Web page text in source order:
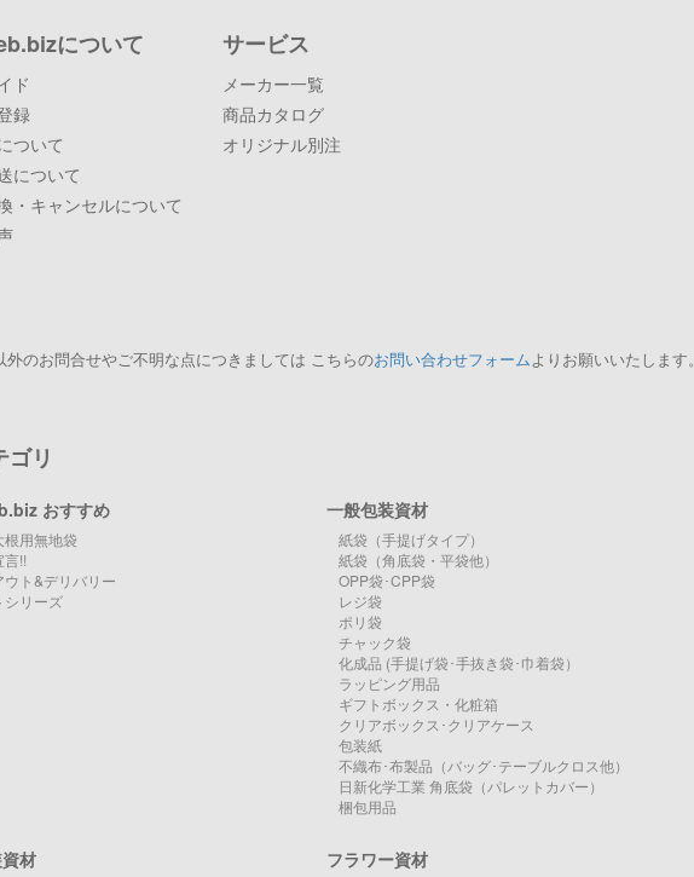
について
ド
録
ついて
について
・キャンセルについて
サービス
メーカー一覧
商品カタログ
オリジナル別注
外のお問合せやご不明な点につきましては こちらのお問い合わせフォームよりお願いいたします。
ゴリ
おすすめ
根用無地袋
言!!
ウト&デリバリー
シリーズ
一般包装資材
紙袋（手提げタイプ）
紙袋（角底袋・平袋他）
OPP袋･CPP袋
レジ袋
ポリ袋
チャック袋
化成品 (手提げ袋･手抜き袋･巾着袋）
ラッピング用品
ギフトボックス・化粧箱
クリアボックス･クリアケース
包装紙
不織布･布製品（バッグ･テーブルクロス他）
日新化学工業 角底袋（パレットカバー）
梱包用品
材 フラワー資材